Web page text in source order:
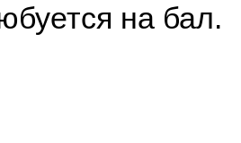
на бал.